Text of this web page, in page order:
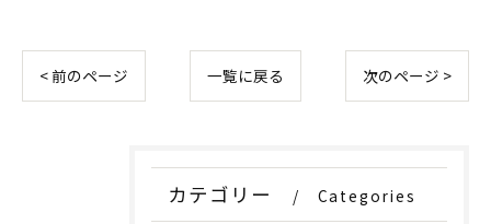
< 前のページ 一覧に戻る 次のページ >
カテゴリー Categories